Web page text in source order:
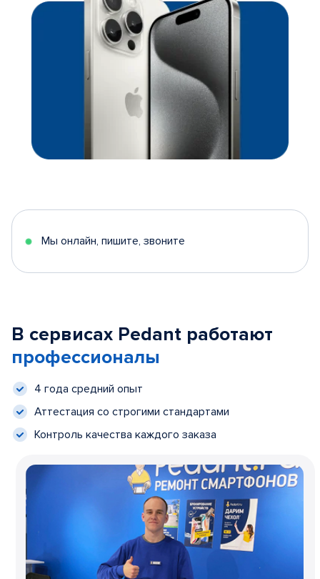
Мы онлайн, пишите, звоните
В сервисах Pedant работают
профессионалы
4 года средний опыт
Аттестация со строгими стандартами
Контроль качества каждого заказа